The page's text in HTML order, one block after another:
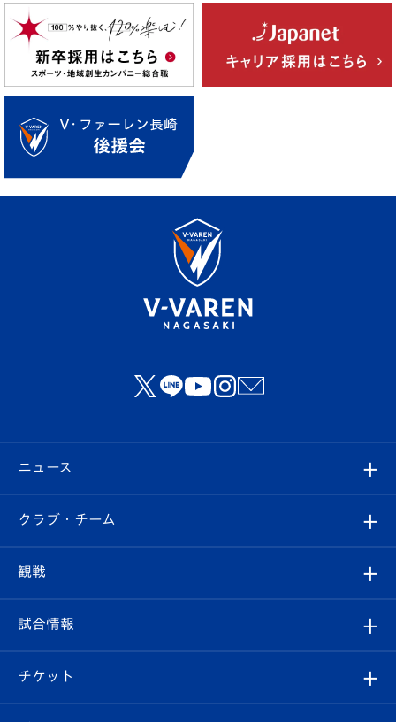
ニュース
すべて
クラブ
試合情報
クラブ・チーム
クラブ概要
エンブレム紹介
観戦
観戦ルール
はじめての観戦ガイド
試合情報
試合日程/結果
チケット